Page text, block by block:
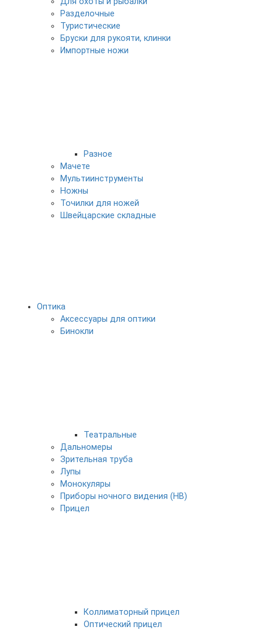
Разделочные
Туристические
Бруски для рукояти, клинки
Импортные ножи
Разное
Мачете
Мультиинструменты
Ножны
Точилки для ножей
Швейцарские складные
Оптика
Аксессуары для оптики
Бинокли
Театральные
Дальномеры
Зрительная труба
Лупы
Монокуляры
Приборы ночного видения (НВ)
Прицел
Коллиматорный прицел
Оптический прицел